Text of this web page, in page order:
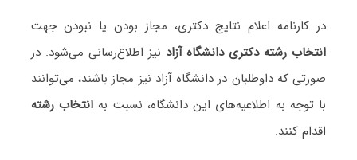
در کارنامه اعلام نتایج دکتری، مجاز بودن یا نبودن جهت
انتخاب رشته دکتری دانشگاه آزاد نیز اطلاع‌رسانی می‌شود. در
صورتی که داوطلبان در دانشگاه آزاد نیز مجاز باشند، می‌توانند
با توجه به اطلاعیه‌های این دانشگاه، نسبت به انتخاب رشته
اقدام کنند.